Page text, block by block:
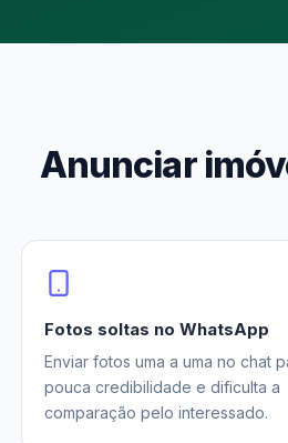
Anunciar
Fotos soltas no WhatsApp
Enviar fotos uma a uma no chat
pouca credibilidade e dificulta a
comparação pelo interessado.